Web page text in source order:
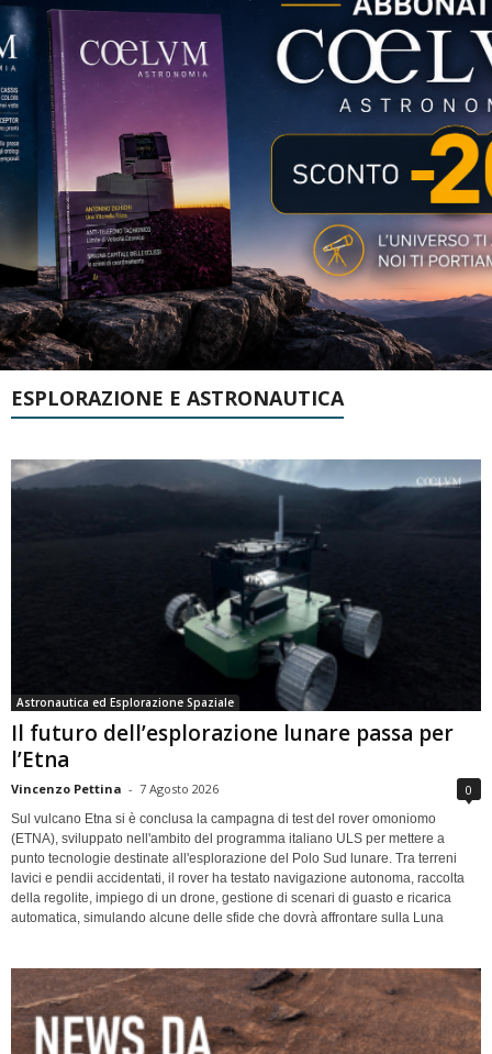
ESPLORAZIONE E ASTRONAUTICA
Astronautica ed Esplorazione Spaziale
Il futuro dell’esplorazione lunare passa per
l’Etna
Vincenzo Pettina - 7 Agosto 2026 0
Sul vulcano Etna si è conclusa la campagna di test del rover omoniomo
(ETNA), sviluppato nell'ambito del programma italiano ULS per mettere a
punto tecnologie destinate all'esplorazione del Polo Sud lunare. Tra terreni
lavici e pendii accidentati, il rover ha testato navigazione autonoma, raccolta
della regolite, impiego di un drone, gestione di scenari di guasto e ricarica
automatica, simulando alcune delle sfide che dovrà affrontare sulla Luna